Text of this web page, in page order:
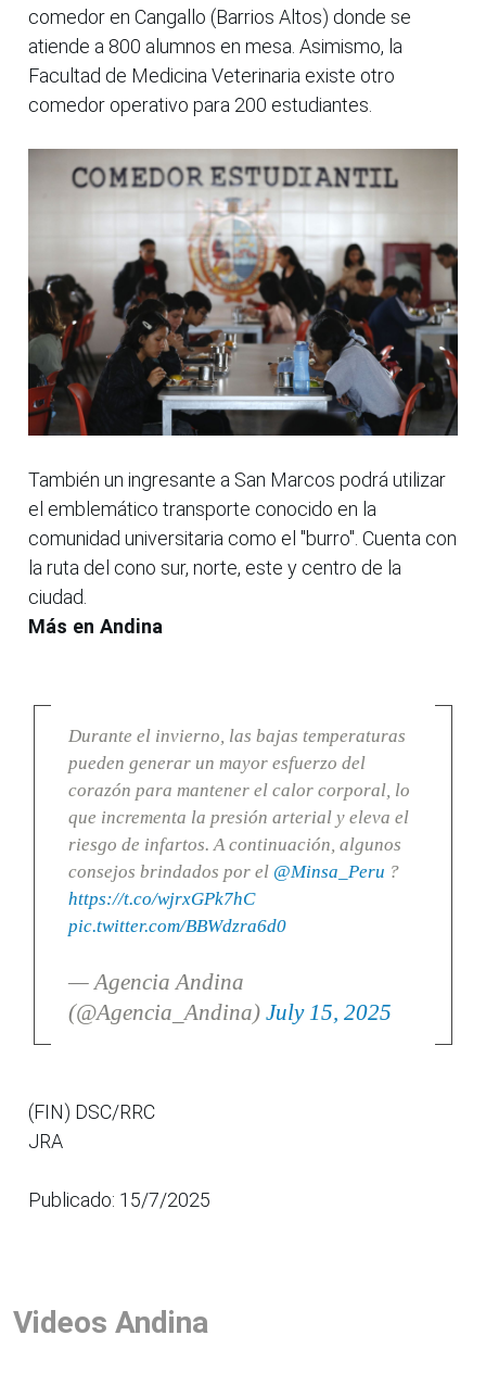
comedor en Cangallo (Barrios Altos) donde se
atiende a 800 alumnos en mesa. Asimismo, la
Facultad de Medicina Veterinaria existe otro
comedor operativo para 200 estudiantes.
También un ingresante a San Marcos podrá utilizar
el emblemático transporte conocido en la
comunidad universitaria como el "burro". Cuenta con
la ruta del cono sur, norte, este y centro de la
ciudad.
Más en Andina
Durante el invierno, las bajas temperaturas
pueden generar un mayor esfuerzo del
corazón para mantener el calor corporal, lo
que incrementa la presión arterial y eleva el
riesgo de infartos. A continuación, algunos
consejos brindados por el @Minsa_Peru ?
https://t.co/wjrxGPk7hC
pic.twitter.com/BBWdzra6d0
— Agencia Andina
(@Agencia_Andina) July 15, 2025
(FIN) DSC/RRC
JRA
Publicado: 15/7/2025
Videos Andina